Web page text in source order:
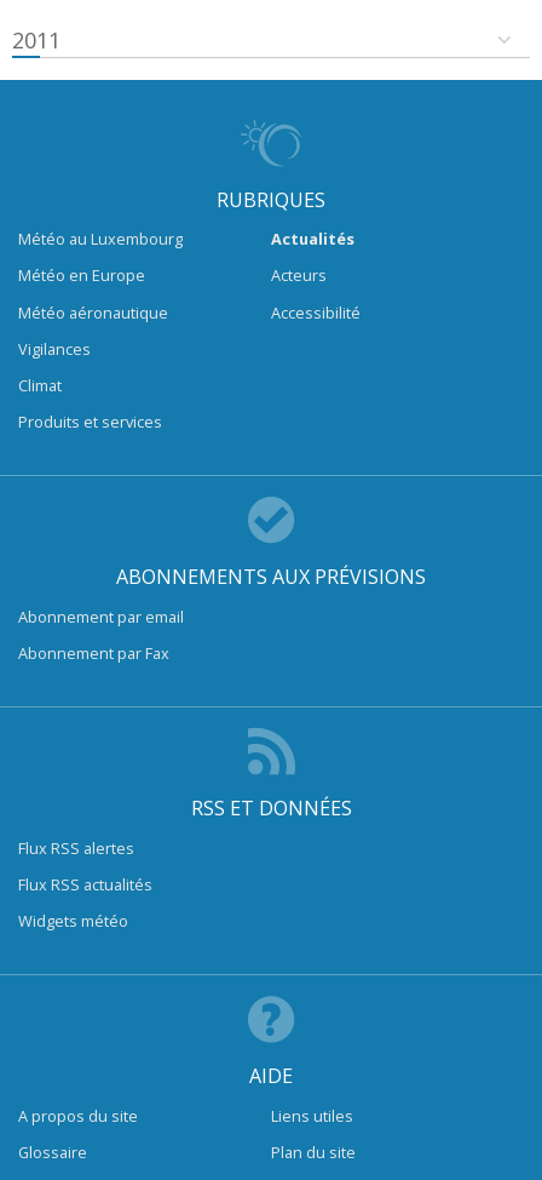
2011
RUBRIQUES
Météo au Luxembourg
Météo en Europe
Météo aéronautique
Vigilances
Climat
Produits et services
Actualités
Acteurs
Accessibilité
ABONNEMENTS AUX PRÉVISIONS
Abonnement par email
Abonnement par Fax
RSS ET DONNÉES
Flux RSS alertes
Flux RSS actualités
Widgets météo
AIDE
A propos du site
Glossaire
Liens utiles
Plan du site